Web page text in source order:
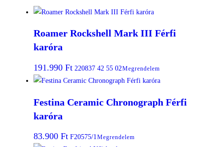
Roamer Rockshell Mark III Férfi
karóra
191.990 Ft 220837 42 55 02Megrendelem
Festina Ceramic Chronograph Férfi
karóra
83.900 Ft F20575/1Megrendelem